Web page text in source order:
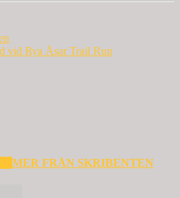
vid Rya Åsar Trail Run
MER FRÅN SKRIBENTEN